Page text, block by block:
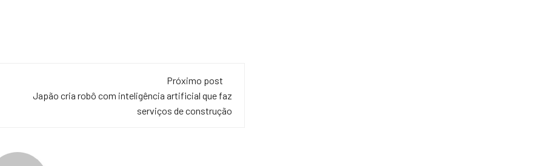
Próximo post
Japão cria robô com inteligência artificial que faz
serviços de construção